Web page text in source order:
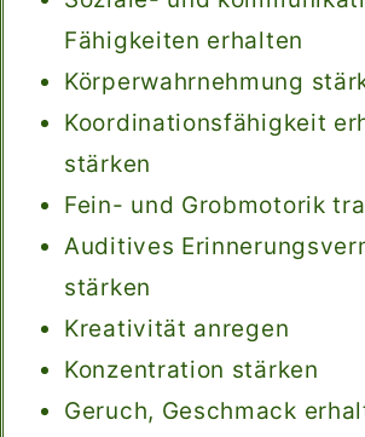
Fähigkeiten erhalten
Körperwahrnehmung
Koordinationsfähigkeit
stärken
Fein- und Grobmotorik
Auditives
stärken
Kreativität anregen
Konzentration stärken
Geruch, Geschmack